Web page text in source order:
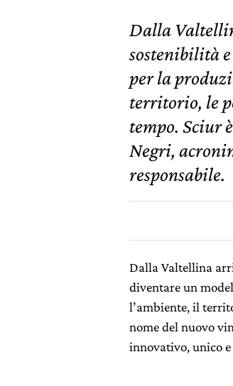
Dalla
sostenibilità
per la
territorio, le
tempo. Sciur
Negri,
responsabile.
Dalla Valtellina
diventare un
l’ambiente, il
nome del nuovo
innovativo, unico